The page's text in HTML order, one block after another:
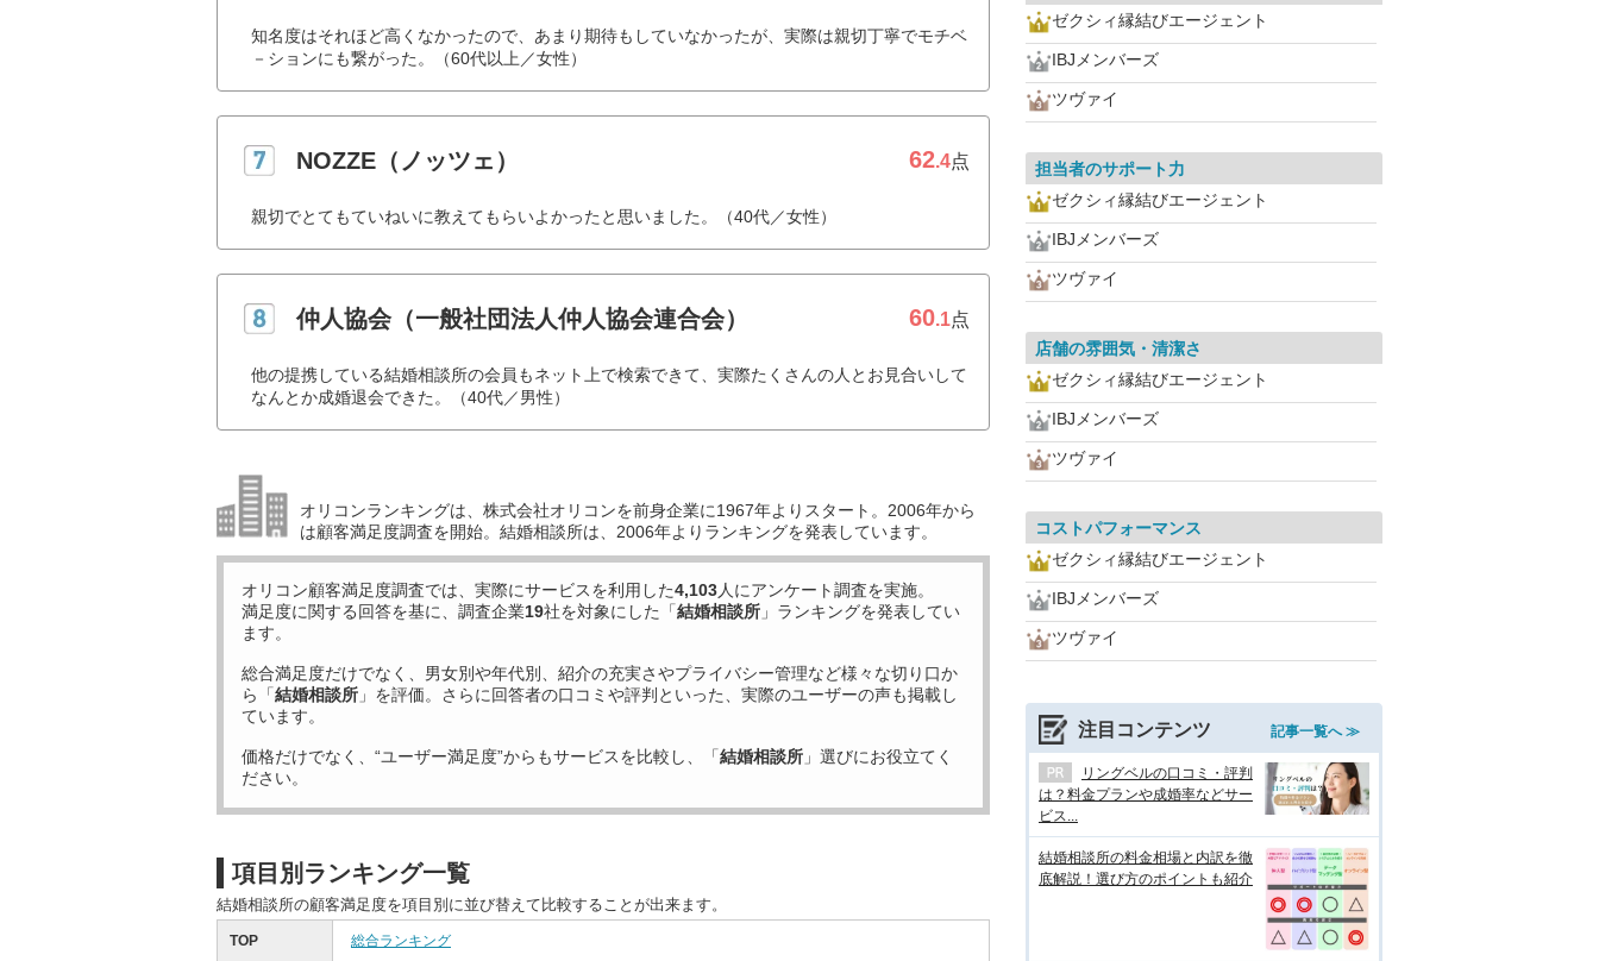
知名度はそれほど高くなかったので、あまり期待もしていなかったが、実際は親切丁寧でモチベ
－ションにも繋がった。（60代以上／女性）
NOZZE（ノッツェ） 62.4点
親切でとてもていねいに教えてもらいよかったと思いました。（40代／女性）
仲人協会（一般社団法人仲人協会連合会） 60.1点
他の提携している結婚相談所の会員もネット上で検索できて、実際たくさんの人とお見合いして
なんとか成婚退会できた。（40代／男性）
オリコンランキングは、株式会社オリコンを前身企業に1967年よりスタート。2006年から
は顧客満足度調査を開始。結婚相談所は、2006年よりランキングを発表しています。
オリコン顧客満足度調査では、実際にサービスを利用した4,103人にアンケート調査を実施。
満足度に関する回答を基に、調査企業19社を対象にした「結婚相談所 」ランキングを発表してい
ます。
総合満足度だけでなく、男女別や年代別、紹介の充実さやプライバシー管理など様々な切り口か
ら「結婚相談所 」を評価。さらに回答者の口コミや評判といった、実際のユーザーの声も掲載し
ています。
価格だけでなく、“ユーザー満足度”からもサービスを比較し、「結婚相談所 」選びにお役立てく
ださい。
項目別ランキング一覧
結婚相談所の顧客満足度を項目別に並び替えて比較することが出来ます。
TOP 総合ランキング
ゼクシィ縁結びエージェント
IBJメンバーズ
ツヴァイ
担当者のサポート力
ゼクシィ縁結びエージェント
IBJメンバーズ
ツヴァイ
店舗の雰囲気・清潔さ
ゼクシィ縁結びエージェント
IBJメンバーズ
ツヴァイ
コストパフォーマンス
ゼクシィ縁結びエージェント
IBJメンバーズ
ツヴァイ
注目コンテンツ 記事一覧へ ≫
リングベルの口コミ・評判
は？料金プランや成婚率などサー
ビス...
結婚相談所の料金相場と内訳を徹
底解説！選び方のポイントも紹介